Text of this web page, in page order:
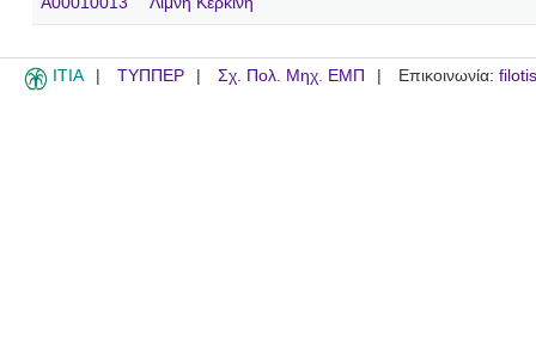
ITIA ΤΥΠΠΕΡ Σχ. Πολ. Μηχ. ΕΜΠ Επικοινωνία: